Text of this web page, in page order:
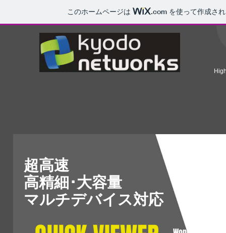
このホームページは .com を使って作成さ
超高速
高精細･大容量
​マルチデバイス対応